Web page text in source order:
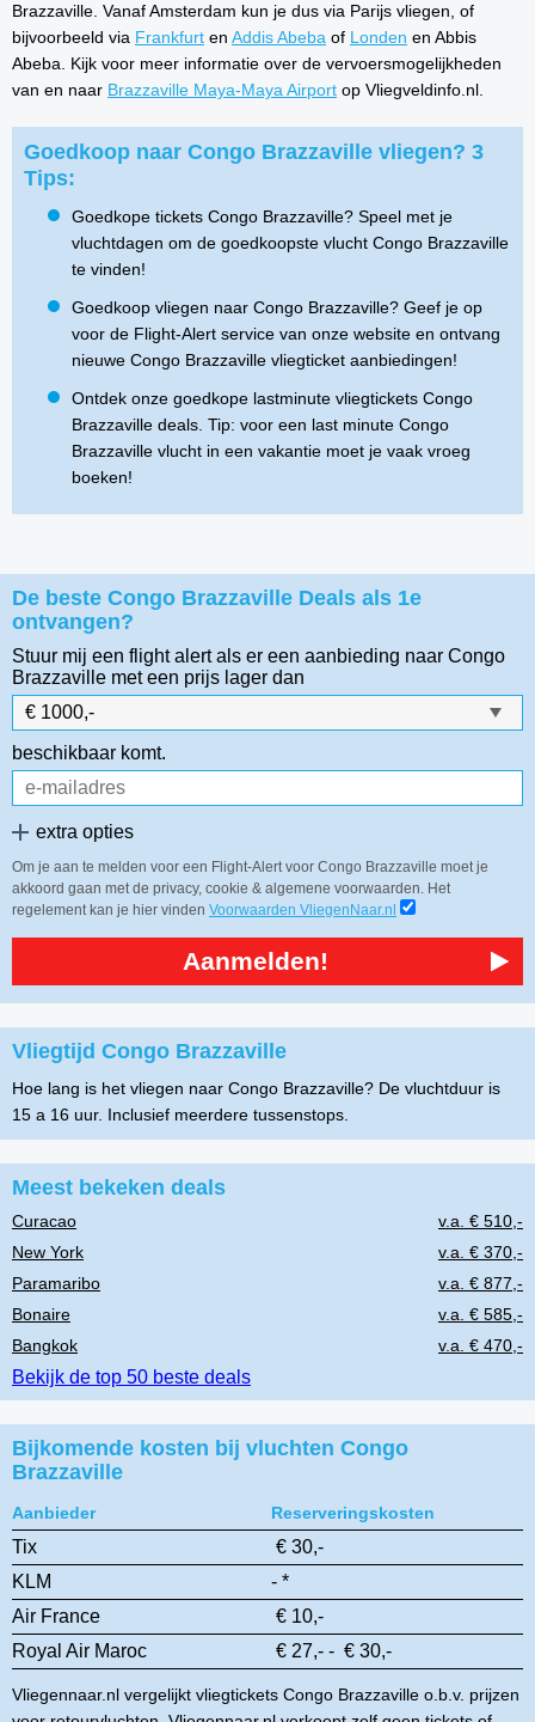
Brazzaville. Vanaf Amsterdam kun je dus via Parijs vliegen, of
bijvoorbeeld via Frankfurt en Addis Abeba of Londen en Abbis
Abeba. Kijk voor meer informatie over de vervoersmogelijkheden
van en naar Brazzaville Maya-Maya Airport op Vliegveldinfo.nl.
Goedkoop naar Congo Brazzaville vliegen? 3
Tips:
Goedkope tickets Congo Brazzaville? Speel met je
vluchtdagen om de goedkoopste vlucht Congo Brazzaville
te vinden!
Goedkoop vliegen naar Congo Brazzaville? Geef je op
voor de Flight-Alert service van onze website en ontvang
nieuwe Congo Brazzaville vliegticket aanbiedingen!
Ontdek onze goedkope lastminute vliegtickets Congo
Brazzaville deals. Tip: voor een last minute Congo
Brazzaville vlucht in een vakantie moet je vaak vroeg
boeken!
De beste Congo Brazzaville Deals als 1e
ontvangen?
Stuur mij een flight alert als er een aanbieding naar Congo
Brazzaville met een prijs lager dan
beschikbaar komt.
extra opties
Om je aan te melden voor een Flight-Alert voor Congo Brazzaville moet je
akkoord gaan met de privacy, cookie & algemene voorwaarden. Het
regelement kan je hier vinden Voorwaarden VliegenNaar.nl
Aanmelden!
Vliegtijd Congo Brazzaville
Hoe lang is het vliegen naar Congo Brazzaville? De vluchtduur is
15 a 16 uur. Inclusief meerdere tussenstops.
Meest bekeken deals
Curacao
v.a. € 510,-
New York
v.a. € 370,-
Paramaribo
v.a. € 877,-
Bonaire
v.a. € 585,-
Bangkok
v.a. € 470,-
Bekijk de top 50 beste deals
Bijkomende kosten bij vluchten Congo
Brazzaville
Aanbieder Reserveringskosten
Tix
€ 30,-
KLM
- *
Air France
€ 10,-
Royal Air Maroc
€ 27,- - € 30,-
Vliegennaar.nl vergelijkt vliegtickets Congo Brazzaville o.b.v. prijzen